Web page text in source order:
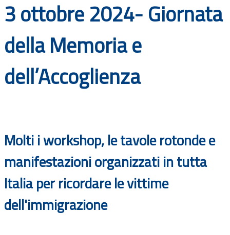
Bandi
Guide
3 ottobre 2024- Giornata
della Memoria e
dell’Accoglienza
Molti i workshop, le tavole rotonde e
manifestazioni organizzati in tutta
Italia per ricordare le vittime
dell'immigrazione